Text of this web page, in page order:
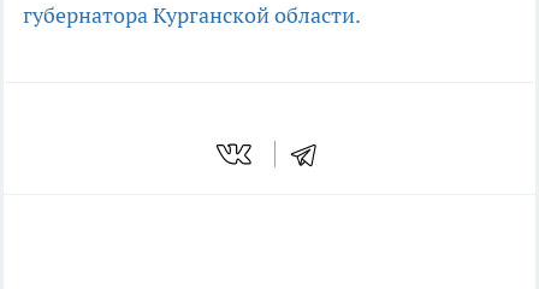
губернатора Курганской области.